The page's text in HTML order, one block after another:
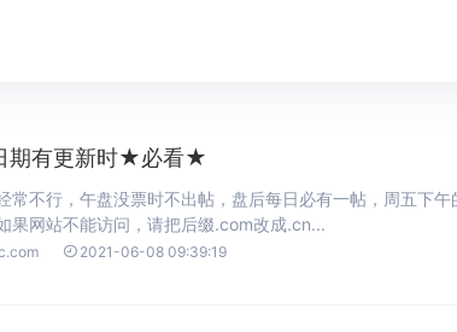
期有更新时★必看★
常不行，午盘没票时不出帖，盘后每日必有一帖，周五下
果网站不能访问，请把后缀.com改成.cn...
 2021-06-08 09:39:19